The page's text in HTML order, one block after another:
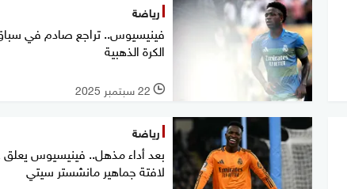
رياضة
فينيسيوس.. تراجع صادم في
الكرة الذهبية
l 22 سبتمبر 2025
رياضة
بعد أداء مذهل.. فينيسيوس
لافتة جماهير مانشستر سيتي